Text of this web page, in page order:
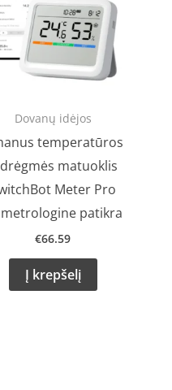
Dovanų idėjos
temperatūros
matuoklis
Meter Pro
patikra
€66.59
Į krepšelį